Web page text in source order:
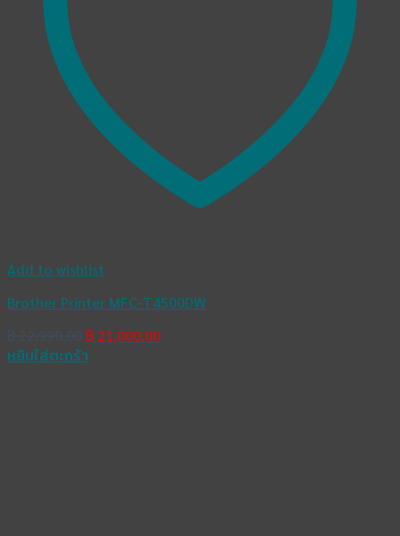
Add to wishlist
Brother Printer MFC-T4500DW
฿22,990.00 Original
price
฿ 21,000.00Current
หยิบใส่ตะกร้า